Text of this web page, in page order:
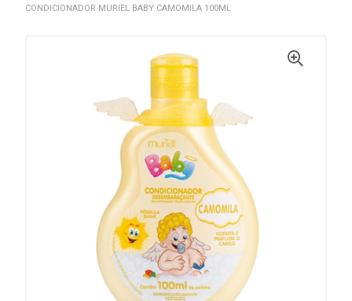
CONDICIONADOR MURIEL BABY CAMOMILA 100ML